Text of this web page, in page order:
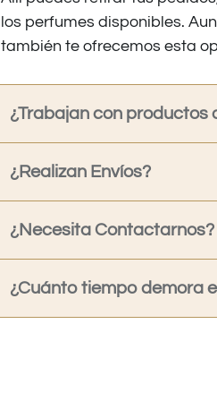
los perfumes disponibles.
también te ofrecemos esta
¿Trabajan con productos
¿Realizan Envíos?
¿Necesita Contactarnos?
¿Cuánto tiempo demora